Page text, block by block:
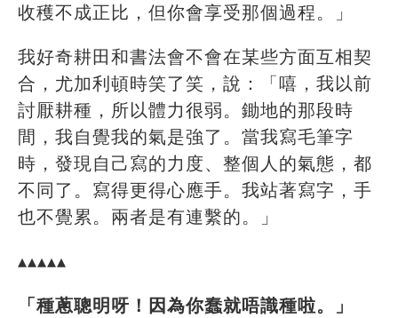
收穫不成正比，但你會享受那個過程。」
我好奇耕田和書法會不會在某些方面互相契
合，尤加利頓時笑了笑，說：「嘻，我以前
討厭耕種，所以體力很弱。鋤地的那段時
間，我自覺我的氣是強了。當我寫毛筆字
時，發現自己寫的力度、整個人的氣態，都
不同了。寫得更得心應手。我站著寫字，手
也不覺累。兩者是有連繫的。」
▴▴▴▴▴
「種蔥聰明呀！因為你蠢就唔識種啦。」